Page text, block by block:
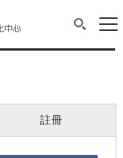
心
網站主要連結。
中心
搜尋(開
網
容區。
註冊